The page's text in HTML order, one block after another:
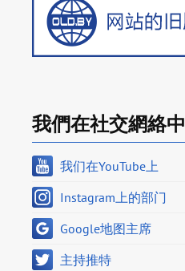
我們在社交網絡中
我们在YouTube上
Instagram上的部门
Google地图主席
主持推特